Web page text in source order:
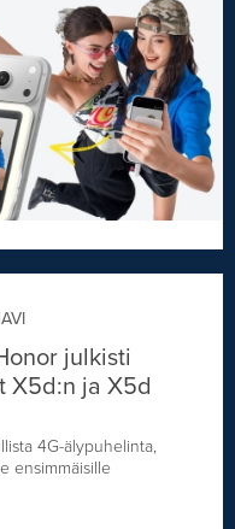
julkisti
X5d:n ja X5d
4G-älypuhelinta,
ensimmäisille